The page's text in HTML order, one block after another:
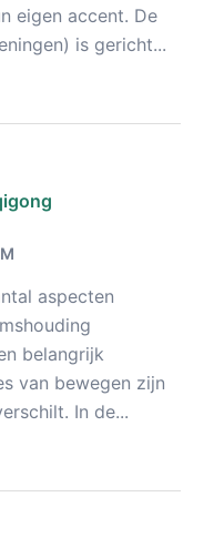
eigen accent. De
is gericht...
aspecten
belangrijk
van bewegen zijn
In de...